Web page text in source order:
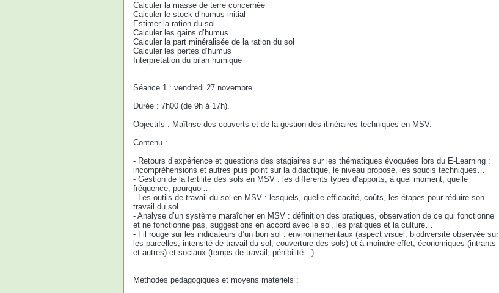
Calculer la masse de terre concernée
Calculer le stock d’humus initial
Estimer la ration du sol
Calculer les gains d’humus
Calculer la part minéralisée de la ration du sol
Calculer les pertes d’humus
Interprétation du bilan humique
Séance 1 : vendredi 27 novembre
Durée : 7h00 (de 9h à 17h).
Objectifs : Maîtrise des couverts et de la gestion des itinéraires techniques en MSV.
Contenu :
- Retours d’expérience et questions des stagiaires sur les thématiques évoquées lors du E-Learning :
incompréhensions et autres puis point sur la didactique, le niveau proposé, les soucis techniques…
- Gestion de la fertilité des sols en MSV : les différents types d’apports, à quel moment, quelle
fréquence, pourquoi…
- Les outils de travail du sol en MSV : lesquels, quelle efficacité, coûts, les étapes pour réduire son
travail du sol…
- Analyse d’un système maraîcher en MSV : définition des pratiques, observation de ce qui fonctionne
et ne fonctionne pas, suggestions en accord avec le sol, les pratiques et la culture…
- Fil rouge sur les indicateurs d’un bon sol : environnementaux (aspect visuel, biodiversité observée sur
les parcelles, intensité de travail du sol, couverture des sols) et à moindre effet, économiques (intrants
et autres) et sociaux (temps de travail, pénibilité…).
Méthodes pédagogiques et moyens matériels :